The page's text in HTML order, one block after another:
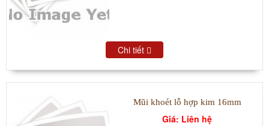
Chi tiết
Mũi khoét lỗ hợp kim 16mm
Giá: Liên hệ